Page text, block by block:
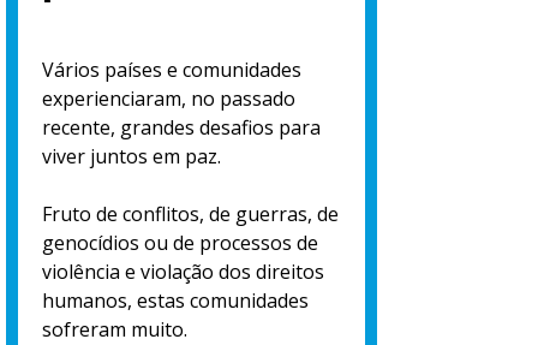
Vários países e comunidades
experienciaram, no passado
recente, grandes desafios para
viver juntos em paz.
Fruto de conflitos, de guerras, de
genocídios ou de processos de
violência e violação dos direitos
humanos, estas comunidades
sofreram muito.